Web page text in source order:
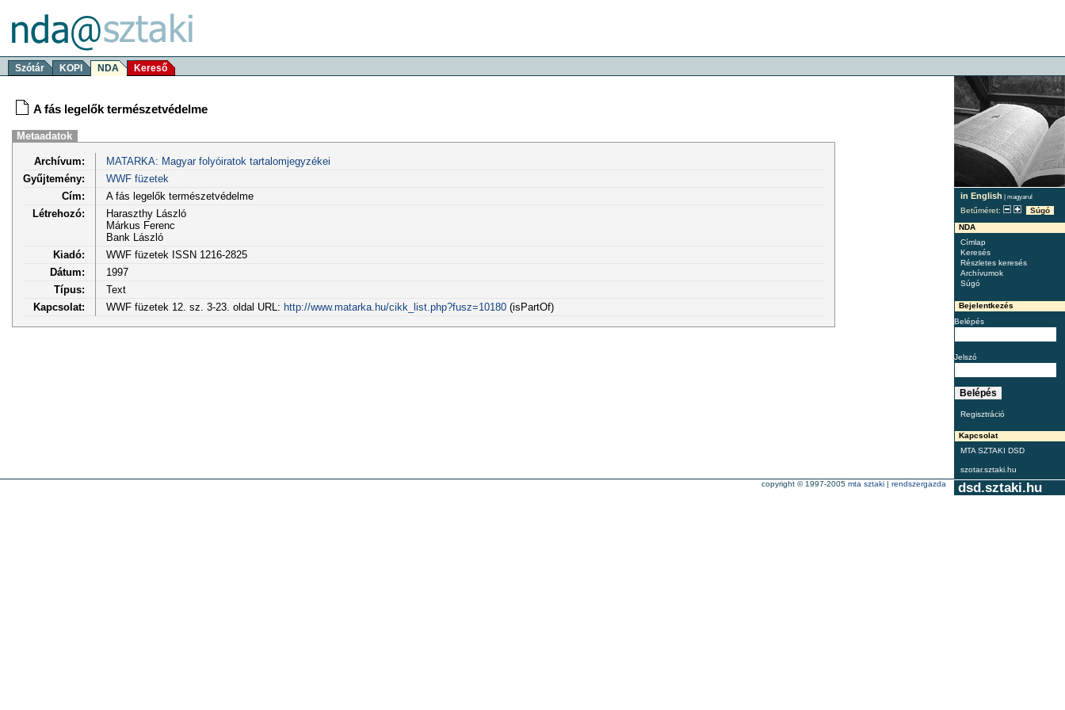
Szótár KOPI NDA Kereső
in English | magyarul
Betűméret:
Súgó
NDA
Címlap
Keresés
Részletes keresés
Archívumok
Súgó
Bejelentkezés
Belépés
Jelszó
Regisztráció
Kapcsolat
MTA SZTAKI DSD
szotar.sztaki.hu
A fás legelők természetvédelme
Metaadatok
Archívum:
MATARKA: Magyar folyóiratok tartalomjegyzékei
Gyűjtemény:
WWF füzetek
Cím:
A fás legelők természetvédelme
Létrehozó:
Haraszthy László
Márkus Ferenc
Bank László
Kiadó:
WWF füzetek ISSN 1216-2825
Dátum:
1997
Típus:
Text
Kapcsolat:
WWF füzetek 12. sz. 3-23. oldal URL: http://www.matarka.hu/cikk_list.php?fusz=10180(isPartOf)
dsd.sztaki.hu
copyright © 1997-2005 mta sztaki | rendszergazda